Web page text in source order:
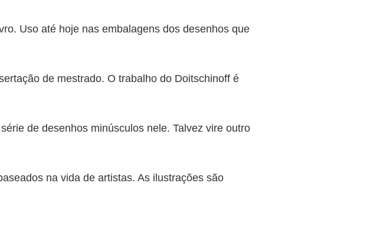
Uso até hoje nas embalagens dos desenhos que
de mestrado. O trabalho do Doitschinoff é
de desenhos minúsculos nele. Talvez vire outro
na vida de artistas. As ilustrações são